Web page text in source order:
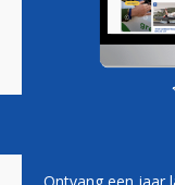
Magazine